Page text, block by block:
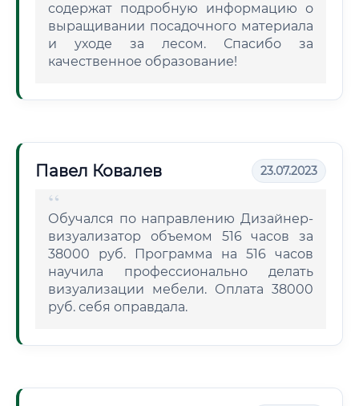
содержат подробную информацию о
выращивании посадочного материала
и уходе за лесом. Спасибо за
качественное образование!
Павел Ковалев 23.07.2023
Обучался по направлению Дизайнер-
визуализатор объемом 516 часов за
38000 руб. Программа на 516 часов
научила профессионально делать
визуализации мебели. Оплата 38000
руб. себя оправдала.